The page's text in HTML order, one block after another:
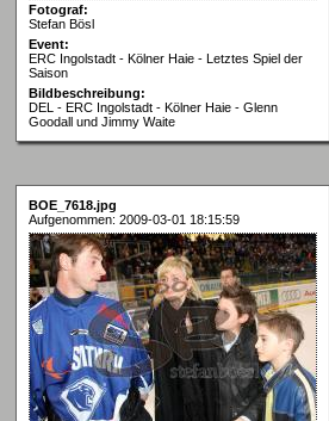
Fotograf:
Stefan Bösl
Event:
ERC Ingolstadt - Kölner Haie - Letztes Spiel der
Saison
Bildbeschreibung:
DEL - ERC Ingolstadt - Kölner Haie - Glenn
Goodall und Jimmy Waite
BOE_7618.jpg
Aufgenommen: 2009-03-01 18:15:59